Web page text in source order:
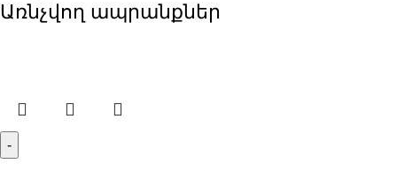
Առնչվող ապրանքներ